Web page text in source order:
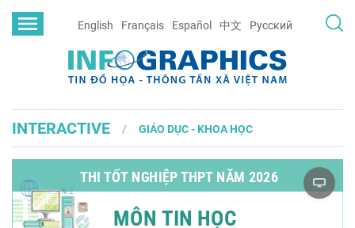
English Français Español 中文 Русский
INTERACTIVE GIÁO DỤC - KHOA HỌC